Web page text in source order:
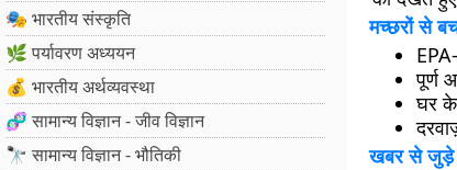
🎭 भारतीय संस्कृति
🌿 पर्यावरण अध्ययन
💰 भारतीय अर्थव्यवस्था
🧬 सामान्य विज्ञान - जीव विज्ञान
🔭 सामान्य विज्ञान - भौतिकी
मच्छरों से
पूर्ण
घर के
खबर से जुड़े